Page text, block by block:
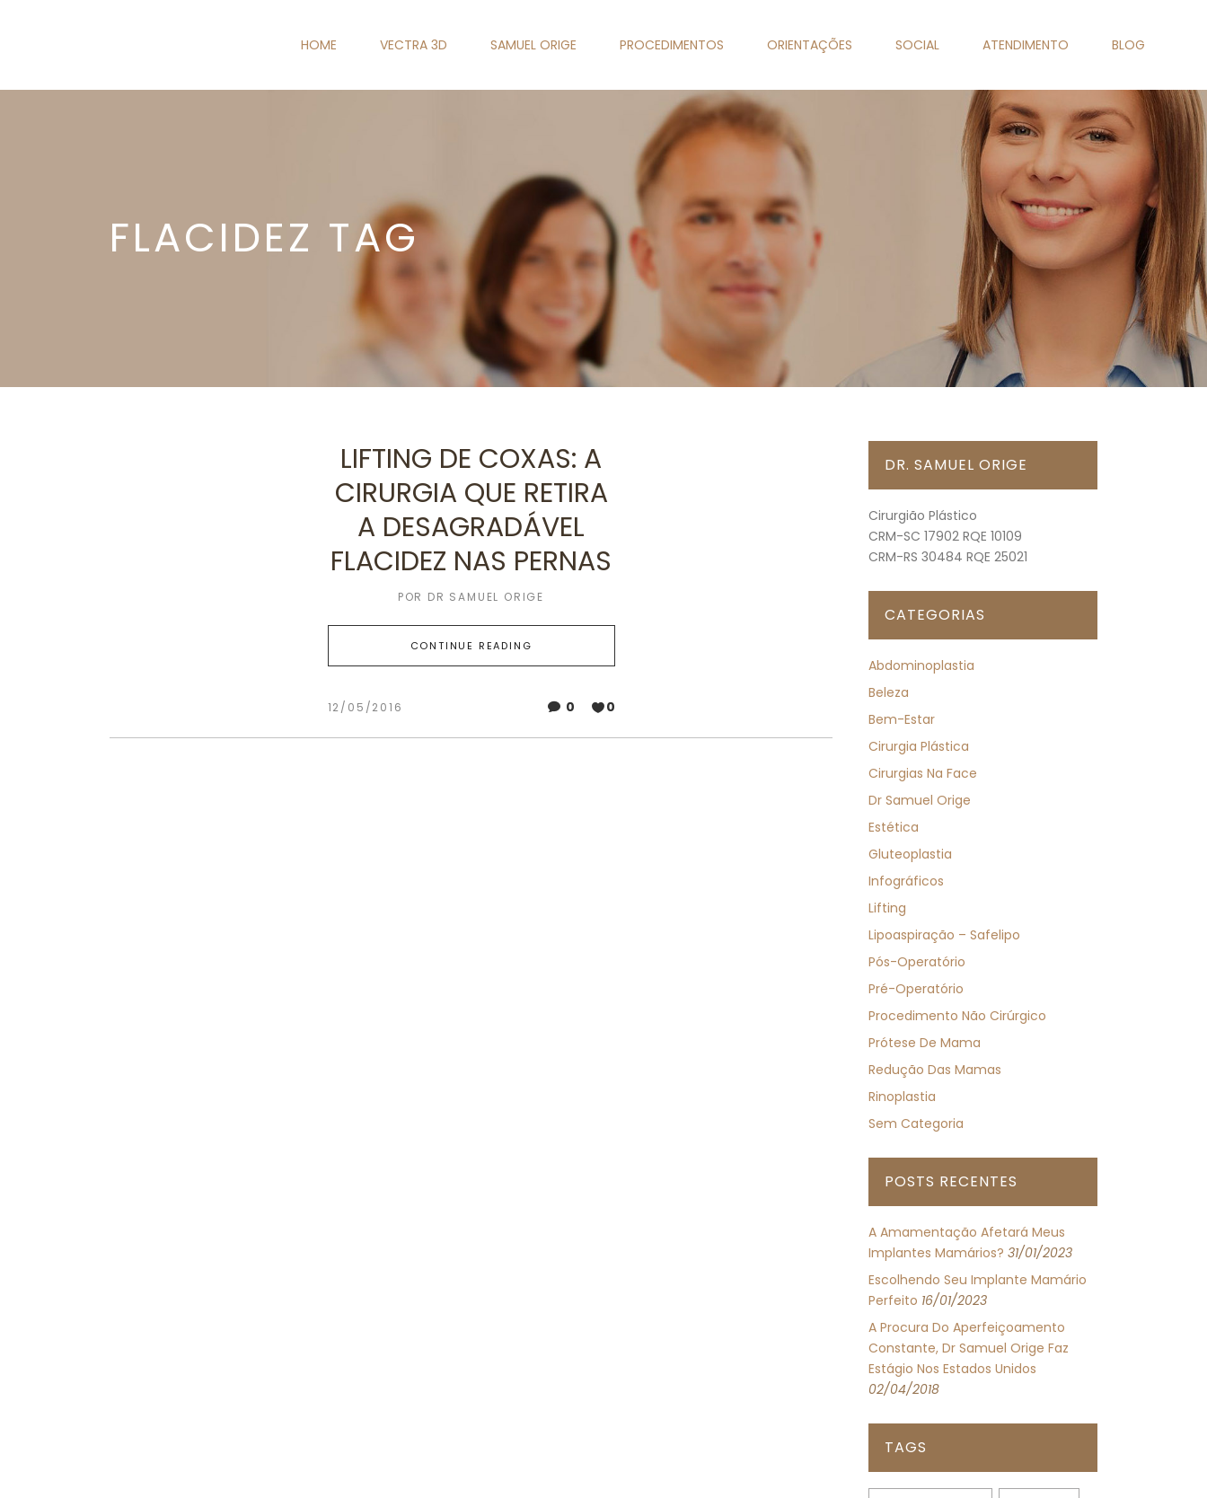
HOME VECTRA 3D SAMUEL ORIGE PROCEDIMENTOS ORIENTAÇÕES SOCIAL ATENDIMENTO BLOG
FLACIDEZ TAG
LIFTING DE COXAS: A
CIRURGIA QUE RETIRA
A DESAGRADÁVEL
FLACIDEZ NAS PERNAS
POR DR SAMUEL ORIGE
CONTINUE READING
12/05/2016 0 0
DR. SAMUEL ORIGE
Cirurgião Plástico
CRM-SC 17902 RQE 10109
CRM-RS 30484 RQE 25021
CATEGORIAS
Abdominoplastia
Beleza
Bem-Estar
Cirurgia Plástica
Cirurgias Na Face
Dr Samuel Orige
Estética
Gluteoplastia
Infográficos
Lifting
Lipoaspiração – Safelipo
Pós-Operatório
Pré-Operatório
Procedimento Não Cirúrgico
Prótese De Mama
Redução Das Mamas
Rinoplastia
Sem Categoria
POSTS RECENTES
A Amamentação Afetará Meus
Implantes Mamários? 31/01/2023
Escolhendo Seu Implante Mamário
Perfeito 16/01/2023
A Procura Do Aperfeiçoamento
Constante, Dr Samuel Orige Faz
Estágio Nos Estados Unidos
02/04/2018
TAGS